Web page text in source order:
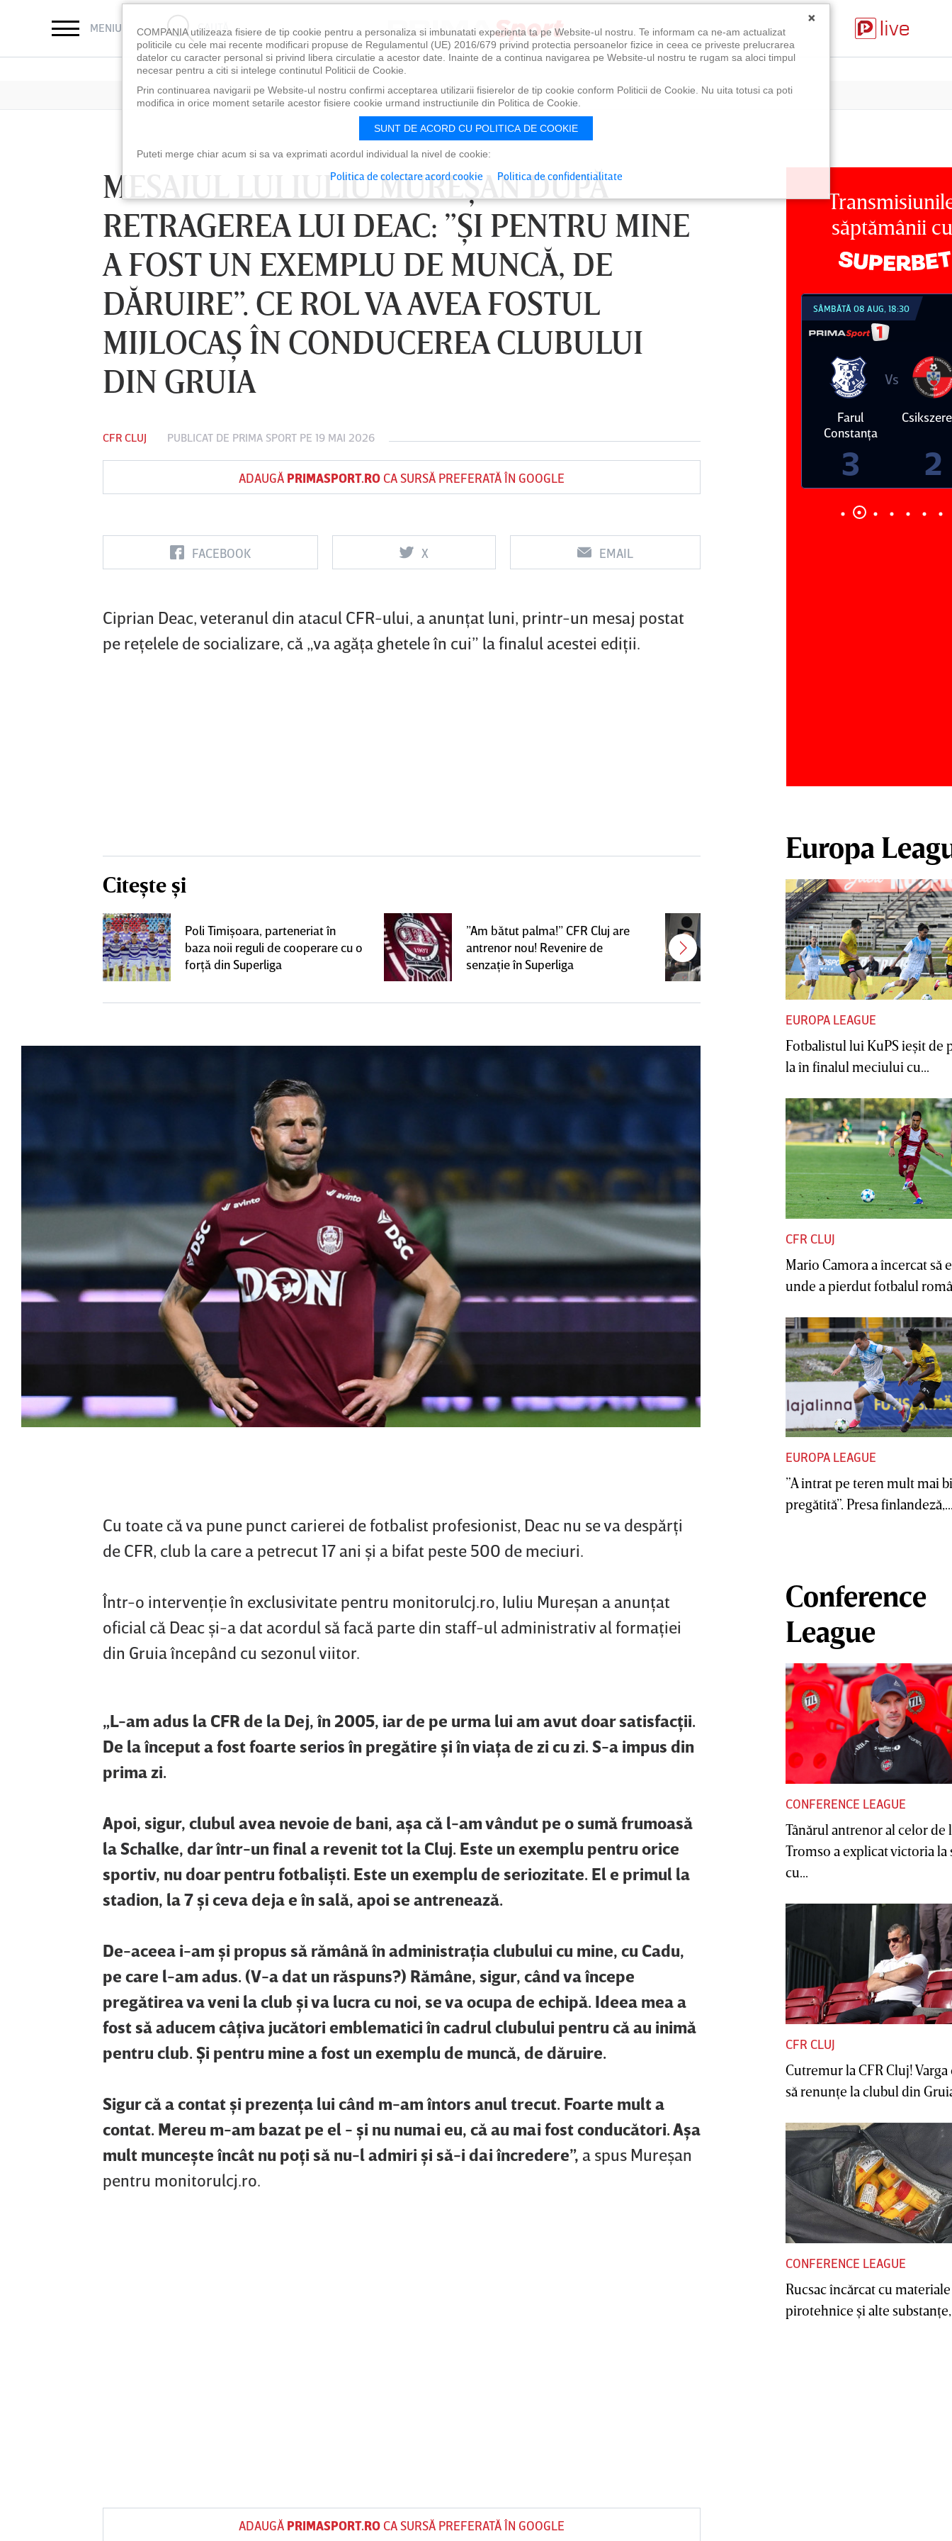
MENIU CAUTĂ
MESAJUL LUI IULIU MUREŞAN DUPĂ
RETRAGEREA LUI DEAC: ”ŞI PENTRU MINE
A FOST UN EXEMPLU DE MUNCĂ, DE
DĂRUIRE”. CE ROL VA AVEA FOSTUL
MIJLOCAŞ ÎN CONDUCEREA CLUBULUI
DIN GRUIA
CFR CLUJ PUBLICAT DE PRIMA SPORT PE 19 MAI 2026
ADAUGĂ PRIMASPORT.ROCA SURSĂ PREFERATĂ ÎN GOOGLE
FACEBOOK X EMAIL
Ciprian Deac, veteranul din atacul CFR-ului, a anunţat luni, printr-un mesaj postat
pe reţelele de socializare, că „va agăţa ghetele în cui” la finalul acestei ediţii.
Citește și
Poli Timişoara, parteneriat în
baza noii reguli de cooperare cu o
forţă din Superliga
”Am bătut palma!” CFR Cluj are
antrenor nou! Revenire de
senzaţie în Superliga
Declaraţia pe care toţii fanii o
aşteptau! Dan Petrescu a vorbit
despre venirea sa la FCSB: „Sunt
bucuros”
Cu toate că va pune punct carierei de fotbalist profesionist, Deac nu se va despărţi
de CFR, club la care a petrecut 17 ani şi a bifat peste 500 de meciuri.
Într-o intervenţie în exclusivitate pentru monitorulcj.ro, Iuliu Mureşan a anunţat
oficial că Deac şi-a dat acordul să facă parte din staff-ul administrativ al formaţiei
din Gruia începând cu sezonul viitor.
„L-am adus la CFR de la Dej, în 2005, iar de pe urma lui am avut doar satisfacţii.
De la început a fost foarte serios în pregătire şi în viaţa de zi cu zi. S-a impus din
prima zi.
Apoi, sigur, clubul avea nevoie de bani, aşa că l-am vândut pe o sumă frumoasă
la Schalke, dar într-un final a revenit tot la Cluj. Este un exemplu pentru orice
sportiv, nu doar pentru fotbalişti. Este un exemplu de seriozitate. El e primul la
stadion, la 7 şi ceva deja e în sală, apoi se antrenează.
De-aceea i-am şi propus să rămână în administraţia clubului cu mine, cu Cadu,
pe care l-am adus. (V-a dat un răspuns?) Rămâne, sigur, când va începe
pregătirea va veni la club şi va lucra cu noi, se va ocupa de echipă. Ideea mea a
fost să aducem câţiva jucători emblematici în cadrul clubului pentru că au inimă
pentru club. Şi pentru mine a fost un exemplu de muncă, de dăruire.
Sigur că a contat şi prezenţa lui când m-am întors anul trecut. Foarte mult a
contat. Mereu m-am bazat pe el - şi nu numai eu, că au mai fost conducători. Aşa
mult munceşte încât nu poţi să nu-l admiri şi să-i dai încredere”, a spus Mureşan
pentru monitorulcj.ro.
ADAUGĂ PRIMASPORT.ROCA SURSĂ PREFERATĂ ÎN GOOGLE
săptămânii cu
LUNI 10 AUG, 18:30
Vs
Hunedoara
LUNI 10 AUG, 21:30
Gheorghe
VINERI 07 AUG, 21:00
0 0 3
SÂMBĂTĂ 08 AUG, 21:30
Dinamo
4
Vs
FC
0
Europa
EUROPA LEAGUE
Fotbalistul lui KuPS ieşit de
la în finalul meciului cu...
CFR CLUJ
Mario Camora a încercat să
unde a pierdut fotbalul
EUROPA LEAGUE
”A intrat pe teren mult mai
pregătită”. Presa
Conference
League
CONFERENCE LEAGUE
Tânărul antrenor al celor de
Tromso a explicat victoria la
cu...
CFR CLUJ
Cutremur la CFR Cluj! Varga
să renunţe la clubul din
CONFERENCE LEAGUE
Rucsac încărcat cu materiale
pirotehnice şi alte substanţe,
×
COMPANIA utilizeaza fisiere de tip cookie pentru a personaliza si imbunatati experienta ta pe Website-ul nostru. Te informam ca ne-am actualizat
politicile cu cele mai recente modificari propuse de Regulamentul (UE) 2016/679 privind protectia persoanelor fizice in ceea ce priveste prelucrarea
datelor cu caracter personal si privind libera circulatie a acestor date. Inainte de a continua navigarea pe Website-ul nostru te rugam sa aloci timpul
necesar pentru a citi si intelege continutul Politicii de Cookie.
Prin continuarea navigarii pe Website-ul nostru confirmi acceptarea utilizarii fisierelor de tip cookie conform Politicii de Cookie. Nu uita totusi ca poti
modifica in orice moment setarile acestor fisiere cookie urmand instructiunile din Politica de Cookie.
SUNT DE ACORD CU POLITICA DE COOKIE
Puteti merge chiar acum si sa va exprimati acordul individual la nivel de cookie:
Politica de colectare acord cookie Politica de confidentialitate